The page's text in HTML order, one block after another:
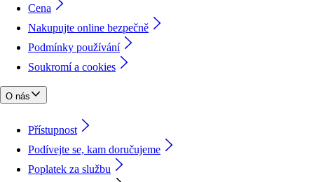
Cena
Nakupujte online bezpečně
Podmínky používání
Soukromí a cookies
O nás
Přístupnost
Podívejte se, kam doručujeme
Poplatek za službu